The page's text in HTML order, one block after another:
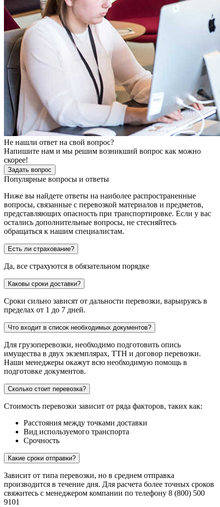
Не нашли ответ на свой вопрос?
Напишите нам и мы решим возникший вопрос как можно
скорее!
Задать вопрос
Популярные вопросы и ответы
Ниже вы найдете ответы на наиболее распространенные
вопросы, связанные с перевозкой материалов и предметов,
представляющих опасность при транспортировке. Если у вас
остались дополнительные вопросы, не стесняйтесь
обращаться к нашим специалистам.
Есть ли страхование?
Да, все страхуются в обязательном порядке
Каковы сроки доставки?
Сроки сильно зависят от дальности перевозки, варьируясь в
пределах от 1 до 7 дней.
Что входит в список необходимых документов?
Для грузоперевозки, необходимо подготовить опись
имущества в двух экземплярах, ТТН и договор перевозки.
Наши менеджеры окажут всю необходимую помощь в
подготовке документов.
Сколько стоит перевозка?
Стоимость перевозки зависит от ряда факторов, таких как:
Расстояния между точками доставки
Вид используемого транспорта
Срочность
Какие сроки отправки?
Зависит от типа перевозки, но в среднем отправка
производится в течение дня. Для расчета более точных сроков
свяжитесь с менеджером компании по телефону 8 (800) 500
9101